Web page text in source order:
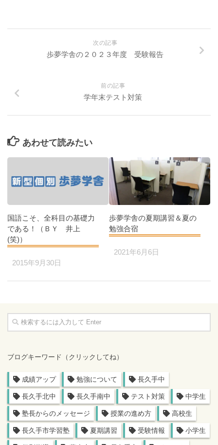
次の記事
歩夢学舎の２０２３年度 受験報告
前の記事
学年末テスト対策
あわせて読みたい
国語こそ、全科目の基礎力
である！（ＢＹ 井上
(笑)）
2015年9月30日
歩夢学舎の夏期講習＆夏の
勉強合宿
2021年6月6日
ブログキーワード（クリックしてね）
成績アップ 勉強について 長久手中
長久手北中 長久手南中 テスト対策 中学生
塾長からのメッセージ 授業の進め方 高校生
長久手市学習塾 夏期講習 受験情報 小学生